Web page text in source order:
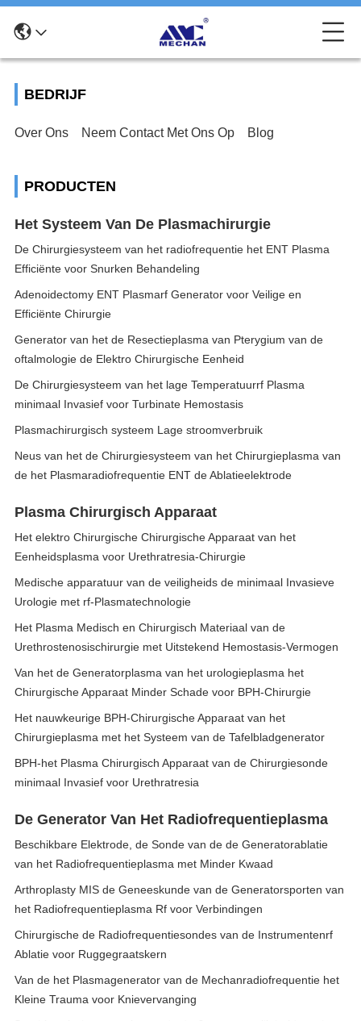
BEDRIJF
Over Ons Neem Contact Met Ons Op Blog
PRODUCTEN
Het Systeem Van De Plasmachirurgie
De Chirurgiesysteem van het radiofrequentie het ENT Plasma
Efficiënte voor Snurken Behandeling
Adenoidectomy ENT Plasmarf Generator voor Veilige en
Efficiënte Chirurgie
Generator van het de Resectieplasma van Pterygium van de
oftalmologie de Elektro Chirurgische Eenheid
De Chirurgiesysteem van het lage Temperatuurrf Plasma
minimaal Invasief voor Turbinate Hemostasis
Plasmachirurgisch systeem Lage stroomverbruik
Neus van het de Chirurgiesysteem van het Chirurgieplasma van
de het Plasmaradiofrequentie ENT de Ablatieelektrode
Plasma Chirurgisch Apparaat
Het elektro Chirurgische Chirurgische Apparaat van het
Eenheidsplasma voor Urethratresia-Chirurgie
Medische apparatuur van de veiligheids de minimaal Invasieve
Urologie met rf-Plasmatechnologie
Het Plasma Medisch en Chirurgisch Materiaal van de
Urethrostenosischirurgie met Uitstekend Hemostasis-Vermogen
Van het de Generatorplasma van het urologieplasma het
Chirurgische Apparaat Minder Schade voor BPH-Chirurgie
Het nauwkeurige BPH-Chirurgische Apparaat van het
Chirurgieplasma met het Systeem van de Tafelbladgenerator
BPH-het Plasma Chirurgisch Apparaat van de Chirurgiesonde
minimaal Invasief voor Urethratresia
De Generator Van Het Radiofrequentieplasma
Beschikbare Elektrode, de Sonde van de de Generatorablatie
van het Radiofrequentieplasma met Minder Kwaad
Arthroplasty MIS de Geneeskunde van de Generatorsporten van
het Radiofrequentieplasma Rf voor Verbindingen
Chirurgische de Radiofrequentiesondes van de Instrumentenrf
Ablatie voor Ruggegraatskern
Van de het Plasmagenerator van de Mechanradiofrequentie het
Kleine Trauma voor Knievervanging